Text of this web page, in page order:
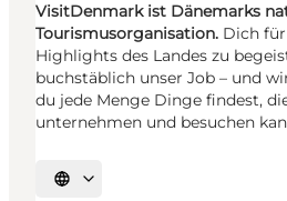
VisitDenmark ist Dänemarks
Tourismusorganisation. Dich
Highlights des Landes zu
buchstäblich unser Job – und
du jede Menge Dinge findest,
unternehmen und besuchen
Sprache auswählen